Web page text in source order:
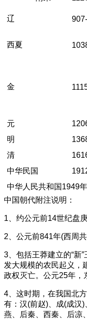
辽
西夏
金
元
明
清
中华民国
中华人民共和国1949
中国朝代附注说明：
1、约公元前14世纪盘
2、公元前841年(西周
3、包括王莽建立的“新
发大规模的农民起义，
政权灭亡。公元25年，
4、这时期，在我国北
有：汉(前赵)、成(成汉
燕、后秦、西秦、后凉